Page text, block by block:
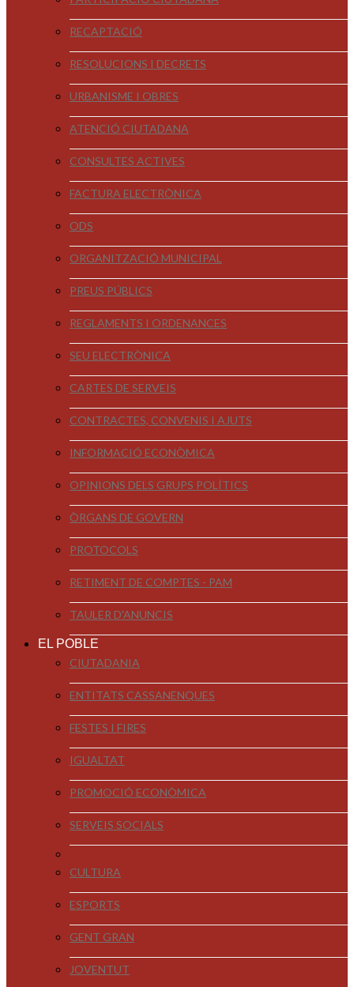
RECAPTACIÓ
RESOLUCIONS I DECRETS
URBANISME I OBRES
ATENCIÓ CIUTADANA
CONSULTES ACTIVES
FACTURA ELECTRÒNICA
ODS
ORGANITZACIÓ MUNICIPAL
PREUS PÚBLICS
REGLAMENTS I ORDENANCES
SEU ELECTRÒNICA
CARTES DE SERVEIS
CONTRACTES, CONVENIS I AJUTS
INFORMACIÓ ECONÒMICA
OPINIONS DELS GRUPS POLÍTICS
ÒRGANS DE GOVERN
PROTOCOLS
RETIMENT DE COMPTES - PAM
TAULER D'ANUNCIS
EL POBLE
CIUTADANIA
ENTITATS CASSANENQUES
FESTES I FIRES
IGUALTAT
PROMOCIÓ ECONÒMICA
SERVEIS SOCIALS
CULTURA
ESPORTS
GENT GRAN
JOVENTUT